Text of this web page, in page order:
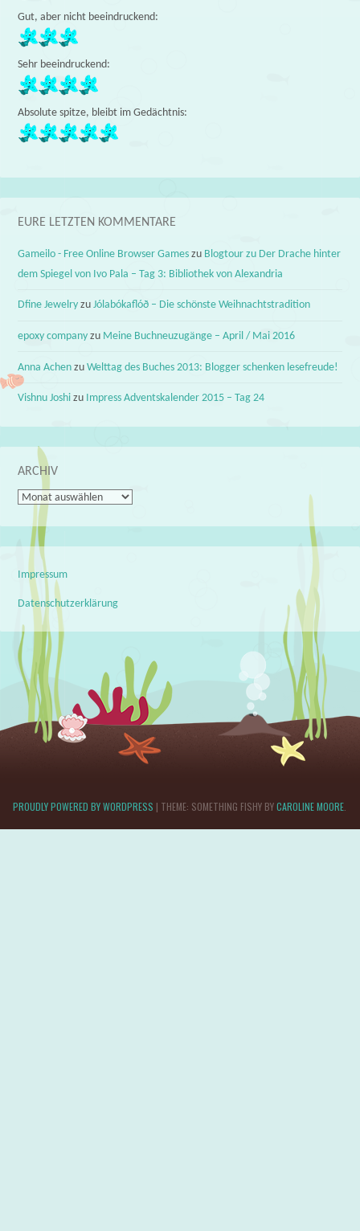
Gut, aber nicht beeindruckend:
Sehr beeindruckend:
Absolute spitze, bleibt im Gedächtnis:
EURE LETZTEN KOMMENTARE
Gameilo - Free Online Browser Games zu Blogtour zu Der Drache hinter
dem Spiegel von Ivo Pala – Tag 3: Bibliothek von Alexandria
Dfine Jewelry zuJólabókaflóð – Die schönste Weihnachtstradition
epoxy company zu Meine Buchneuzugänge – April / Mai 2016
Anna Achen zuWelttag des Buches 2013: Blogger schenken lesefreude!
Vishnu Joshi zu Impress Adventskalender 2015 – Tag 24
ARCHIV
Archiv
Impressum
Datenschutzerklärung
PROUDLY POWERED BY WORDPRESS | THEME: SOMETHING FISHY BYCAROLINE MOORE